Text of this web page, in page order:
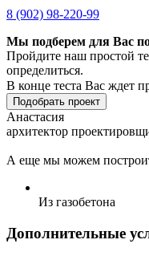
8 (902) 98-220-99
Мы подберем для Вас
Пройдите наш простой
определиться.
В конце теста Вас ждет
Подобрать проект
Анастасия
архитектор
А еще мы можем
Из газобетона
Дополнительные